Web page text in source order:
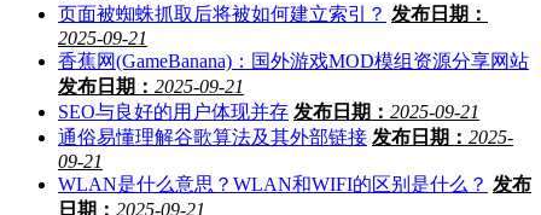
页面被蜘蛛抓取后将被如何建立索引？ 发布日期：
2025-09-21
香蕉网(GameBanana)：国外游戏MOD模组资源分享网站
发布日期： 2025-09-21
SEO与良好的用户体现并存 发布日期： 2025-09-21
通俗易懂理解谷歌算法及其外部链接 发布日期： 2025-
09-21
WLAN是什么意思？WLAN和WIFI的区别是什么？ 发布
日期： 2025-09-21